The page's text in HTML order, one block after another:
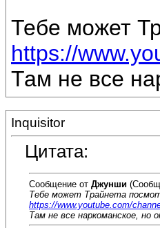
Тебе может
https://
Там не все
Inquisitor
Цитата:
Сообщение от Джунши
Тебе может Трайнета
https://www.youtube.com/
Там не все наркоманское, но